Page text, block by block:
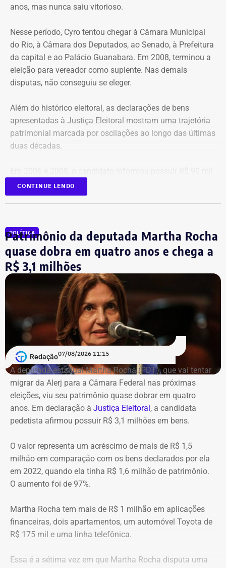
utilização do aplicativo Jaé. Eles não recebem qualquer
de estacionamento é realizada exclusivamente pelo
aplicativo.
Mais de 37 mil validação na Lagoa
Implantado no dia 17 de julho em cerca de 900 vagas no
entorno da Lagoa Rodrigo de Freitas, o projeto piloto do
Rio Rotativo Digital já contabiliza mais de 37 mil
validações de períodos de estacionamento de duas
consolidando um modelo de estacionamento mais
moderno, digital e eficiente.
anos, mas nunca saiu vitorioso.
Nesse período, Cyro tentou chegar à Câmara Municipal
do Rio, à Câmara dos Deputados, ao Senado, à Prefeitura
da capital e ao Palácio Guanabara. Em 2008, terminou a
eleição para vereador como suplente. Nas demais
disputas, não conseguiu se eleger.
Além do histórico eleitoral, as declarações de bens
apresentadas à Justiça Eleitoral mostram uma trajetória
patrimonial marcada por oscilações ao longo das últimas
duas décadas.
em bens. O valor subiu para R$ 300 mil em 2012, caiu
para R$ 216 mil em 2016 e voltou a crescer para R$ 530
O maior patrimônio da série foi registrado em 2020,
quando Cyro declarou R$ 565 mil. Na eleição municipal
de 2024, porém, o montante caiu para R$ 140 mil. Já em
2026, houve nova alta, para R$ 385.400.
Na comparação com a declaração apresentada em 2024,
o patrimônio cresceu 175,3%. Apesar da recuperação, o
valor ainda está 31,8% abaixo do pico registrado em
2020.
CONTINUE LENDO
POLÍTICA
Patrimônio da deputada Martha Rocha
quase dobra em quatro anos e chega a
R$ 3,1 milhões
Redação07/08/2026 11:15
A deputada estadual Martha Rocha (PDT), que vai tentar
migrar da Alerj para a Câmara Federal nas próximas
eleições, viu seu patrimônio quase dobrar em quatro
anos. Em declaração à Justiça Eleitoral, a candidata
pedetista afirmou possuir R$ 3,1 milhões em bens.
O valor representa um acréscimo de mais de R$ 1,5
milhão em comparação com os bens declarados por ela
em 2022, quando ela tinha R$ 1,6 milhão de patrimônio.
O aumento foi de 97%.
Martha Rocha tem mais de R$ 1 milhão em aplicações
financeiras, dois apartamentos, um automóvel Toyota de
R$ 175 mil e uma linha telefônica.
Essa é a sétima vez em que Martha Rocha disputa uma